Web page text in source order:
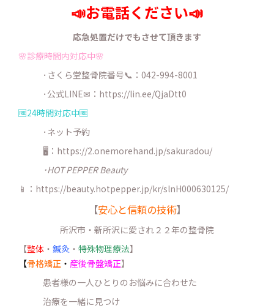
📣お電話ください📣
応急処置だけでもさせて頂きます
🌸診療時間内対応中🌸
･さくら堂整骨院番号📞：042-994-8001
･公式LINE✉： https://lin.ee/QjaDtt0
🆓24時間対応中🆓
･ネット予約
🖥：https://2.onemorehand.jp/sakuradou/
･HOT PEPPER Beauty
📱：https://beauty.hotpepper.jp/kr/slnH000630125/
【安心と信頼の技術】
所沢市・新所沢に愛され２２年の整骨院
【整体 ・ 鍼灸 ・ 特殊物理療法】
【骨格矯正 ・ 産後骨盤矯正】
患者様の一人ひとりのお悩みに合わせた
治療を一緒に見つけ